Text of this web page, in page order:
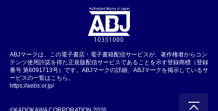
ABJマークは、この電子書店・電子書籍配信サービスが、著作権者からコン
テンツ使用許諾を得た正規版配信サービスであることを示す登録商標（登録
番号 第6091713号）です。ABJマークの詳細、ABJマークを掲示しているサ
ービスの一覧はこちら。
https://aebs.or.jp/